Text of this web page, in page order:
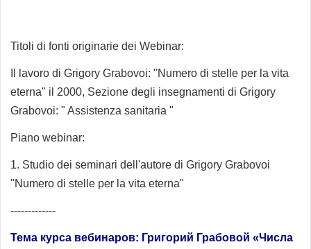
Titoli di fonti originarie dei Webinar:
Il lavoro di Grigory Grabovoi: "Numero di stelle per la vita
eterna" il 2000, Sezione degli insegnamenti di Grigory
Grabovoi: " Assistenza sanitaria "
Piano webinar:
1. Studio dei seminari dell'autore di Grigory Grabovoi
"Numero di stelle per la vita eterna"
-------------
Тема курса вебинаров: Григорий Грабовой «Числа